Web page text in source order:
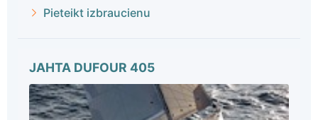
Pieteikt izbraucienu
JAHTA DUFOUR 405